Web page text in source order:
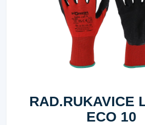
RAD.RUKAVICE
ECO 10